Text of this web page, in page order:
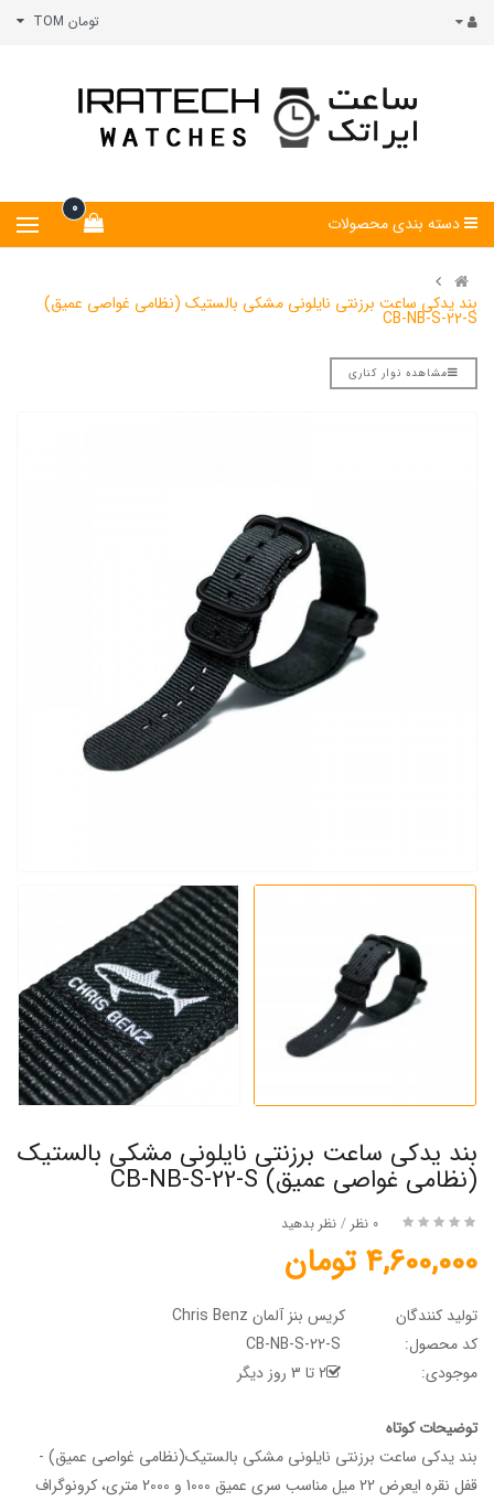
تومان TOM
0
دسته بندی محصولات
بند یدکی ساعت برزنتی نایلونی مشکی بالستیک (نظامی غواصی عمیق)
CB-NB-S-22-S
مشاهده نوار کناری
بند یدکی ساعت برزنتی نایلونی مشکی بالستیک
(نظامی غواصی عمیق) CB-NB-S-22-S
0 نظر / نظر بدهید
4,600,000 تومان
تولید کنندگان
کریس بنز آلمان Chris Benz
کد محصول:
موجودی:
2 تا 3 روز دیگر
توضیحات کوتاه
بند یدکی ساعت برزنتی نایلونی مشکی بالستیک(نظامی غواصی عمیق) -
قفل نقره ایعرض 22 میل مناسب سری عمیق 1000 و 2000 متری، کرونوگراف